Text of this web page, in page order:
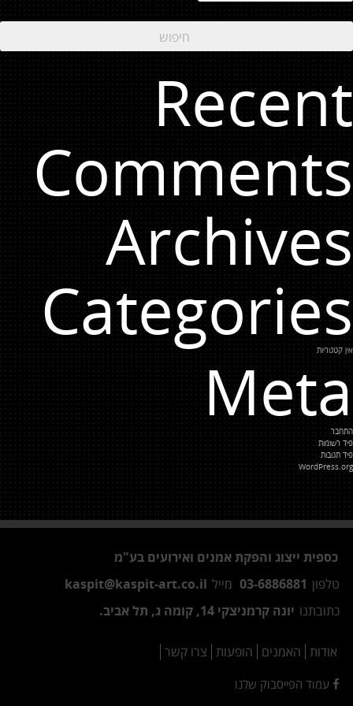
Recent
Comments
Archives
Categories
אין קטגוריות
Meta
התחבר
פיד רשומות
פיד תגובות
WordPress.org
כספית ייצוג והפקת אמנים ואירועים בע"מ
טלפון 03-6886881 מייל kaspit@kaspit-art.co.il
כתובתנו יונה קרמניצקי 14, קומה ג, תל אביב.
אודות האמנים הופעות צרו קשר
עמוד הפייסבוק שלנו